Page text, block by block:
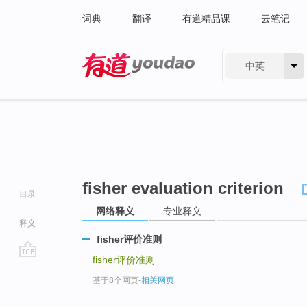
词典 翻译 有道精品课 云笔记
中英
目录
释义
fisher evaluation criterion
网络释义 专业释义
fisher评价准则
fisher评价准则
基于8个网页-相关网页